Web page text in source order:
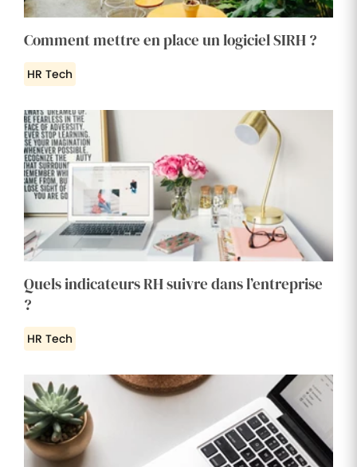
Comment mettre en place un logiciel SIRH ?
HR Tech
Quels indicateurs RH suivre dans l’entreprise
?
HR Tech